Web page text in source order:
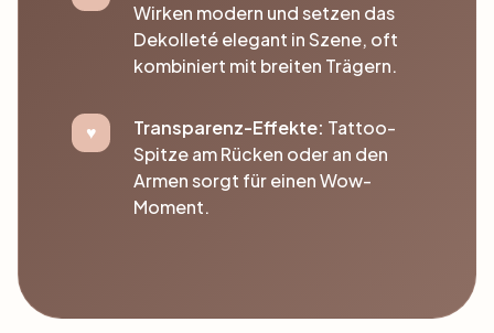
Wirken modern und setzen das
Dekolleté elegant in Szene, oft
kombiniert mit breiten Trägern.
Transparenz-Effekte: Tattoo-
Spitze am Rücken oder an den
Armen sorgt für einen Wow-
Moment.